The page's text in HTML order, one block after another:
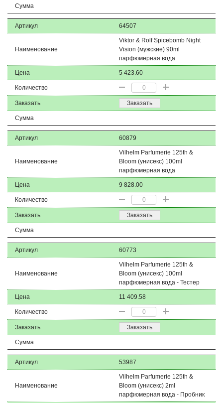
Сумма
Артикул 64507
Наименование
Viktor & Rolf Spicebomb Night
Vision (мужские) 90ml
парфюмерная вода
Цена 5 423.60
Количество
Заказать Заказать
Сумма
Артикул 60879
Наименование
Vilhelm Parfumerie 125th &
Bloom (унисекс) 100ml
парфюмерная вода
Цена 9 828.00
Количество
Заказать Заказать
Сумма
Артикул 60773
Наименование
Vilhelm Parfumerie 125th &
Bloom (унисекс) 100ml
парфюмерная вода - Тестер
Цена 11 409.58
Количество
Заказать Заказать
Сумма
Артикул 53987
Наименование
Vilhelm Parfumerie 125th &
Bloom (унисекс) 2ml
парфюмерная вода - Пробник